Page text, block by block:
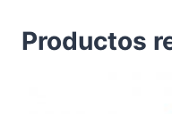
Productos